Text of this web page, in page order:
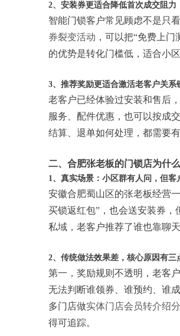
2、安装券更适合降低首次成交阻力
智能门锁客户常见顾虑不是只
券裂变活动 ，可以把“免费上
的优势是转化门槛低，适合小
3、推荐奖励更适合激活老客户关系
老客户已经体验过安装和售后
服务、配件优惠，也可以按成
结算、退单如何处理，都需要有
二、合肥张老板的门锁店为什
1、真实场景：小区群有人问，但客
安徽合肥蜀山区的张老板经营
买锁返红包”，也会送安装券
私域，老客户推荐了谁也靠聊
2、传统做法效果差，核心原因有三
第一，奖励规则不透明，老客
无法判断谁领券、谁预约、谁
多门店做实体门店会员转介绍
得可追踪。